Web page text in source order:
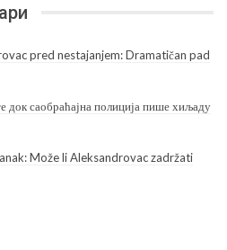
pred nestajanjem: Dramatičan pad
док саобраћајна полиција пише хиљаду
Može li Aleksandrovac zadržati